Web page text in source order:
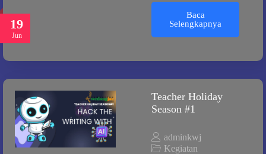
19
Jun
Baca
Selengkapnya
Teacher Holiday
Season #1
adminkwj
Kegiatan